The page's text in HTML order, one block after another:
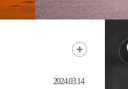
2024.03.14